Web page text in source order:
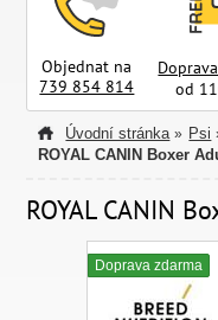
Objednat na
739 854 814
od
Úvodní stránka » Psi
ROYAL CANIN Boxer
ROYAL CANIN
Doprava zdarma